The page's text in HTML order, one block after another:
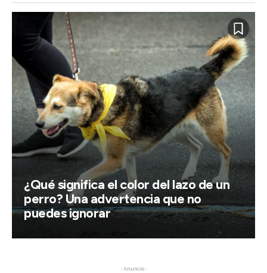
¿Qué significa el color del lazo de un
perro? Una advertencia que no
puedes ignorar
- Anuncio -